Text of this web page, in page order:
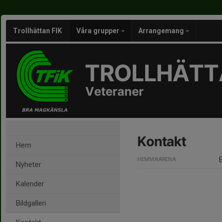
Trollhättan FIK Våra grupper Arrangemang
Veteraner
Hem
Nyheter
Kalender
Bildgalleri
Kontakt
HEMMAARENA